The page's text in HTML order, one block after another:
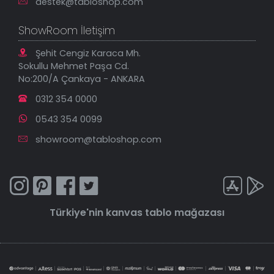
ShowRoom İletişim
Şehit Cengiz Karaca Mh.
Sokullu Mehmet Paşa Cd.
No:200/A Çankaya - ANKARA
0312 354 0000
0543 354 0099
showroom@tabloshop.com
Türkiye'nin kanvas tablo mağazası